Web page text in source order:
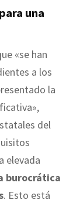
una
«se han
a los
la
del
elevada
burocrática
. Esto está